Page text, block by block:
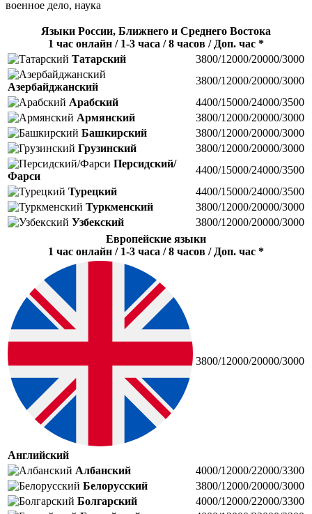
военное дело, наука
Языки России, Ближнего и Среднего Востока
1 час онлайн / 1-3 часа / 8 часов / Доп. час *
Татарский
3800/12000/20000/3000
Азербайджанский
3800/12000/20000/3000
Арабский
4400/15000/24000/3500
Армянский
3800/12000/20000/3000
Башкирский
3800/12000/20000/3000
Грузинский
3800/12000/20000/3000
Персидский/
Фарси
4400/15000/24000/3500
Турецкий
4400/15000/24000/3500
Туркменский
3800/12000/20000/3000
Узбекский
3800/12000/20000/3000
Европейские языки
1 час онлайн / 1-3 часа / 8 часов / Доп. час *
Английский
3800/12000/20000/3000
Албанский
4000/12000/22000/3300
Белорусский
3800/12000/20000/3000
Болгарский
4000/12000/22000/3300